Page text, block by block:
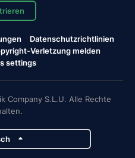
Datenschutzrichtlinien
Verletzung melden
settings
Company S.L.U. Alle Rechte